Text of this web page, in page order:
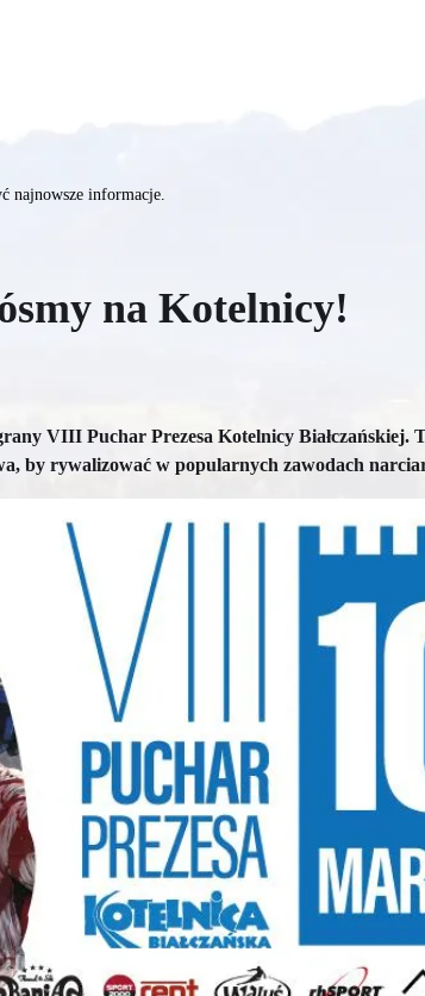
najnowsze informacje.
na Kotelnicy!
VIII Puchar Prezesa Kotelnicy Białczańskiej.
by rywalizować w popularnych zawodach